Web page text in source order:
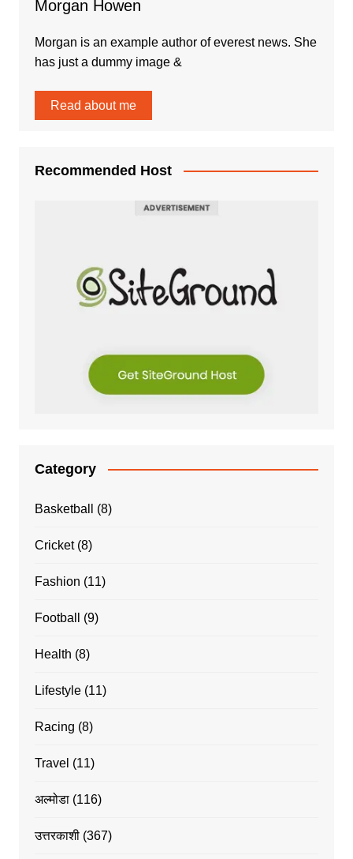
Morgan Howen
Morgan is an example author of everest news. She
has just a dummy image &
Read about me
Recommended Host
Category
Basketball (8)
Cricket(8)
Fashion (11)
Football (9)
Health (8)
Lifestyle(11)
Racing (8)
Travel (11)
अल्मोडा(116)
उत्तरकाशी(367)